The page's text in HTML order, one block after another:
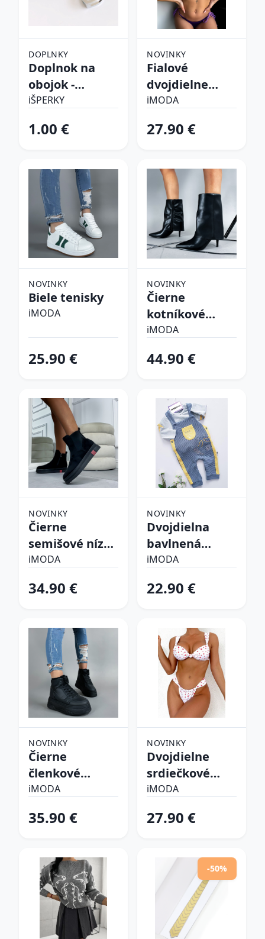
DOPLNKY
Doplnok na
obojok -
Srdiečko
iŠPERKY
1.00 €
NOVINKY
Fialové
dvojdielne
plavky
iMODA
27.90 €
NOVINKY
Biele tenisky
iMODA
25.90 €
NOVINKY
Čierne
kotníkové
čižmy
iMODA
44.90 €
NOVINKY
Čierne
semišové nízke
čižmy
iMODA
34.90 €
NOVINKY
Dvojdielna
bavlnená
súprava
iMODA
22.90 €
NOVINKY
Čierne
členkové
zateplené
iMODA
35.90 €
NOVINKY
Dvojdielne
srdiečkové
plavky
iMODA
27.90 €
-50%